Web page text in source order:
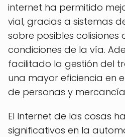
internet ha permitido
vial, gracias a sistemas
sobre posibles colisiones
condiciones de la vía.
facilitado la gestión del
una mayor eficiencia en
de personas y
El Internet de las cosas
significativos en la